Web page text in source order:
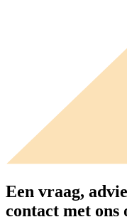
Een vraag,
contact met ons